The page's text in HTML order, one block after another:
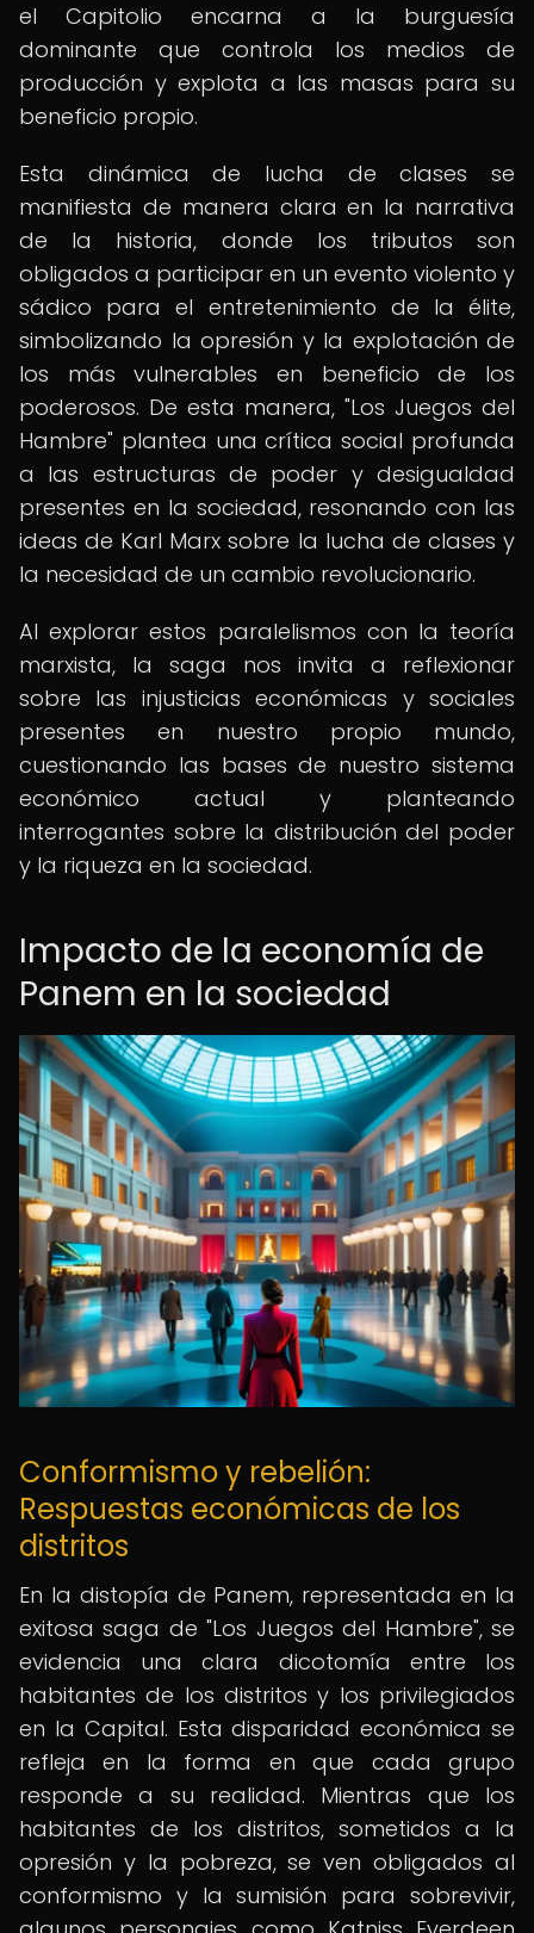
el Capitolio encarna a la burguesía
dominante que controla los medios de
producción y explota a las masas para su
beneficio propio.
Esta dinámica de lucha de clases se
manifiesta de manera clara en la narrativa
de la historia, donde los tributos son
obligados a participar en un evento violento y
sádico para el entretenimiento de la élite,
simbolizando la opresión y la explotación de
los más vulnerables en beneficio de los
poderosos. De esta manera, "Los Juegos del
Hambre" plantea una crítica social profunda
a las estructuras de poder y desigualdad
presentes en la sociedad, resonando con las
ideas de Karl Marx sobre la lucha de clases y
la necesidad de un cambio revolucionario.
Al explorar estos paralelismos con la teoría
marxista, la saga nos invita a reflexionar
sobre las injusticias económicas y sociales
presentes en nuestro propio mundo,
cuestionando las bases de nuestro sistema
económico actual y planteando
interrogantes sobre la distribución del poder
y la riqueza en la sociedad.
Impacto de la economía de
Panem en la sociedad
Conformismo y rebelión:
Respuestas económicas de los
distritos
En la distopía de Panem, representada en la
exitosa saga de "Los Juegos del Hambre", se
evidencia una clara dicotomía entre los
habitantes de los distritos y los privilegiados
en la Capital. Esta disparidad económica se
refleja en la forma en que cada grupo
responde a su realidad. Mientras que los
habitantes de los distritos, sometidos a la
opresión y la pobreza, se ven obligados al
conformismo y la sumisión para sobrevivir,